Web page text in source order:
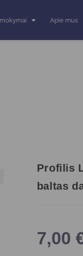
Apie mus
Profilis
baltas
7,00